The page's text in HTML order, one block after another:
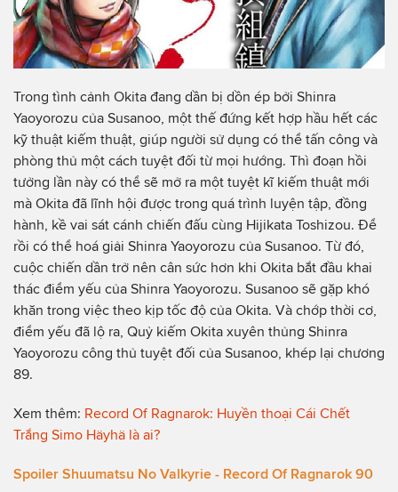
Trong tình cảnh Okita đang dần bị dồn ép bởi Shinra
Yaoyorozu của Susanoo, một thế đứng kết hợp hầu hết các
kỹ thuật kiếm thuật, giúp người sử dụng có thể tấn công và
phòng thủ một cách tuyệt đối từ mọi hướng. Thì đoạn hồi
tưởng lần này có thể sẽ mở ra một tuyệt kĩ kiếm thuật mới
mà Okita đã lĩnh hội được trong quá trình luyện tập, đồng
hành, kề vai sát cánh chiến đấu cùng Hijikata Toshizou. Để
rồi có thể hoá giải Shinra Yaoyorozu của Susanoo. Từ đó,
cuộc chiến dần trở nên cân sức hơn khi Okita bắt đầu khai
thác điểm yếu của Shinra Yaoyorozu. Susanoo sẽ gặp khó
khăn trong việc theo kịp tốc độ của Okita. Và chớp thời cơ,
điểm yếu đã lộ ra, Quỷ kiếm Okita xuyên thủng Shinra
Yaoyorozu công thủ tuyệt đối của Susanoo, khép lại chương
89.
Xem thêm: Record Of Ragnarok: Huyền thoại Cái Chết
Trắng Simo Häyhä là ai?
Spoiler Shuumatsu No Valkyrie - Record Of Ragnarok 90